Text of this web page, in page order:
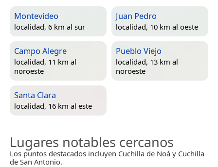
Montevideo
localidad, 6 km al sur
Juan Pedro
localidad, 10 km al oeste
Campo Alegre
localidad, 11 km al
noroeste
Pueblo Viejo
localidad, 13 km al
noroeste
Santa Clara
localidad, 16 km al este
Lugares notables cercanos
Los puntos destacados incluyen Cuchilla de Noá y Cuchilla
de San Antonio.